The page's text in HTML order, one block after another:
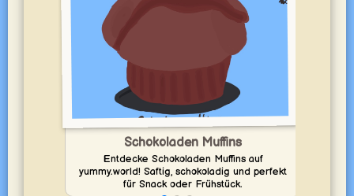
Schokoladen Muffins
Entdecke Schokoladen Muffins auf
yummy.world! Saftig, schokoladig und perfekt
für Snack oder Frühstück.